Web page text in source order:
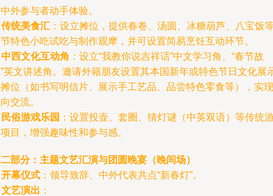
外参与者动手体验。
传统美食汇 ：设立摊位，提供春卷、汤圆、冰糖葫芦、八宝饭
特色小吃试吃与制作观摩，并可设置简易烹饪互动环节。
中西文化互动角 ：设立“我教你说吉祥话”中文学习角、“春节故
英文讲述角。邀请外籍朋友设置其本国新年或特色节日文化展
位（如书写明信片、展示手工艺品、品尝特色零食等），实现
交流。
民俗游戏乐园 ：设置投壶、套圈、猜灯谜（中英双语）等传统
目，增强趣味性和参与感。
部分：主题文艺汇演与团圆晚宴（晚间场）
开幕仪式 ：领导致辞、中外代表共点“新春灯”。
文艺演出 ：